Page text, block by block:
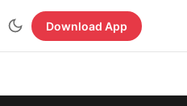
Download App